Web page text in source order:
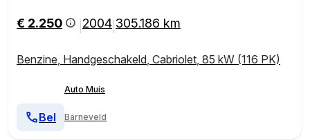
€ 2.250 2004 305.186 km
Benzine, Handgeschakeld, Cabriolet, 85 kW (116 PK)
Auto Muis
Barneveld
Bel